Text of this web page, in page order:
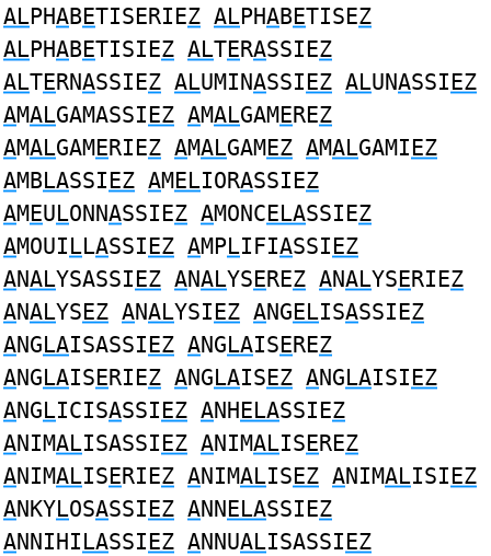
ALPHABETISERIEZ ALPHABETISEZ
ALPHABETISIEZ ALTERASSIEZ
ALTERNASSIEZ ALUMINASSIEZ ALUNASSIEZ
AMALGAMASSIEZ AMALGAMEREZ
AMALGAMERIEZ AMALGAMEZ AMALGAMIEZ
AMBLASSIEZ AMELIORASSIEZ
AMEULONNASSIEZ AMONCELASSIEZ
AMOUILLASSIEZ AMPLIFIASSIEZ
ANALYSASSIEZ ANALYSEREZ ANALYSERIEZ
ANALYSEZ ANALYSIEZ ANGELISASSIEZ
ANGLAISASSIEZ ANGLAISEREZ
ANGLAISERIEZ ANGLAISEZ ANGLAISIEZ
ANGLICISASSIEZ ANHELASSIEZ
ANIMALISASSIEZ ANIMALISEREZ
ANIMALISERIEZ ANIMALISEZ ANIMALISIEZ
ANKYLOSASSIEZ ANNELASSIEZ
ANNIHILASSIEZ ANNUALISASSIEZ